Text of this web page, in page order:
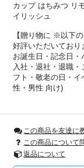
カップ はちみつ リ
イリッシュ
【贈り物に ※以下
好評いただいており
お誕生日・記念日・
入社・退社・退職
フト・敬老の日・
性・男性 向け)
この商品を友達に
この商品について
返品について